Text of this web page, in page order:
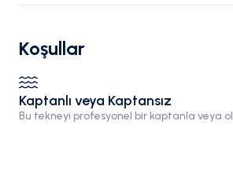
Koşullar
Kaptanlı veya Kaptansız
Bu tekneyi profesyonel bir kaptanla veya